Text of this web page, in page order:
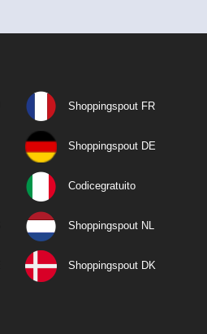
Shoppingspout FR
Shoppingspout DE
Codicegratuito
Shoppingspout NL
Shoppingspout DK